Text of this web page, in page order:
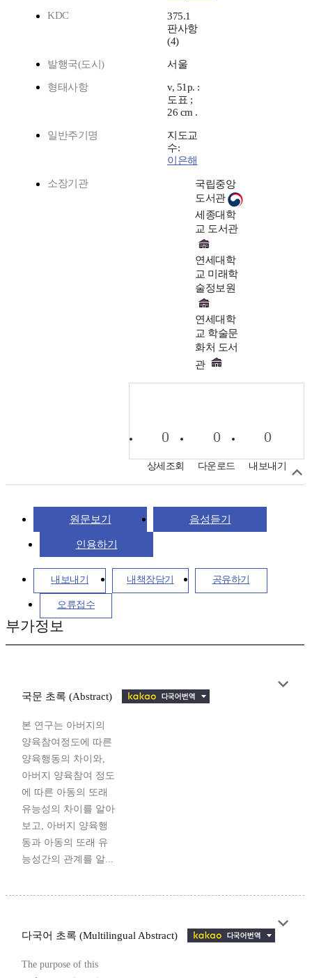
KDC
375.1
판사항
(4)
발행국(도시) 서울
형태사항
v, 51p. :
도표 ;
26 cm .
일반주기명
지도교
수:
이은해
소장기관
국립중앙
도서관
세종대학
교 도서관
연세대학
교 미래학
술정보원
연세대학
교 학술문
화처 도서
관
0
상세조회
0
다운로드
0
내보내기
원문보기 음성듣기
인용하기
내보내기 내책장담기 공유하기
오류접수
부가정보
국문 초록 (Abstract)
본 연구는 아버지의
양육참여정도에 따른
양육행동의 차이와,
아버지 양육참여 정도
에 따른 아동의 또래
유능성의 차이를 알아
보고, 아버지 양육행
동과 아동의 또래 유
능성간의 관계를 알...
다국어 초록 (Multilingual Abstract)
The purpose of this